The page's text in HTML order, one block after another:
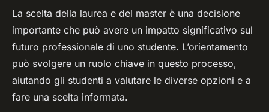
La scelta della laurea e del master è una decisione
importante che può avere un impatto significativo sul
futuro professionale di uno studente. L’orientamento
può svolgere un ruolo chiave in questo processo,
aiutando gli studenti a valutare le diverse opzioni e a
fare una scelta informata.